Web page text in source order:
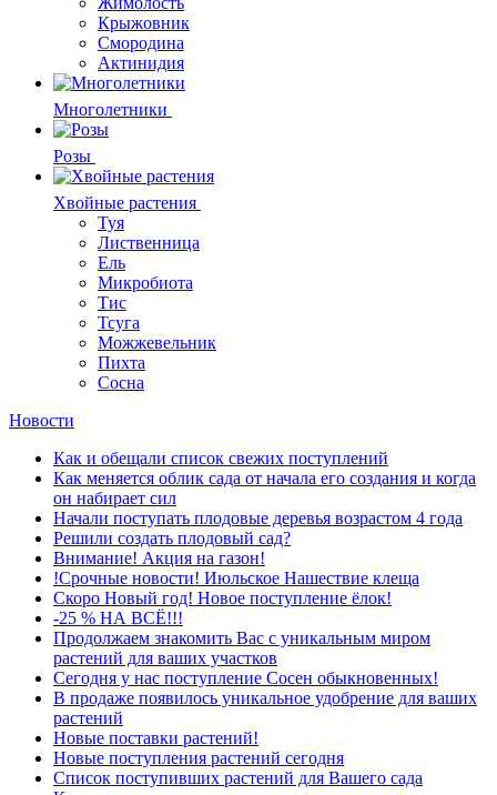
Крыжовник
Смородина
Актинидия
Многолетники
Розы
Хвойные растения
Туя
Лиственница
Ель
Микробиота
Тис
Тсуга
Можжевельник
Пихта
Сосна
Новости
Как и обещали список свежих поступлений
Как меняется облик сада от начала его создания и когда
он набирает сил
Начали поступать плодовые деревья возрастом 4 года
Решили создать плодовый сад?
Внимание! Акция на газон!
!Срочные новости! Июльское Нашествие клеща
Скоро Новый год! Новое поступление ёлок!
-25 % НА ВСЁ!!!
Продолжаем знакомить Вас с уникальным миром
растений для ваших участков
Сегодня у нас поступление Сосен обыкновенных!
В продаже появилось уникальное удобрение для ваших
растений
Новые поставки растений!
Новые поступления растений сегодня
Список поступивших растений для Вашего сада